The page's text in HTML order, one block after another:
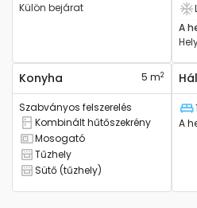
Külön bejárat
A
Konyha 5 m2
Szabványos felszerelés
Kombinált hűtőszekrény
Kombinált hűtőszekrény
mosógatóval rendelkezik
Mosogató
Tűzhellyel rendelkezik
Tűzhely
Sütővel rendelkezik
Sütő (tűzhely)
Ágy
A